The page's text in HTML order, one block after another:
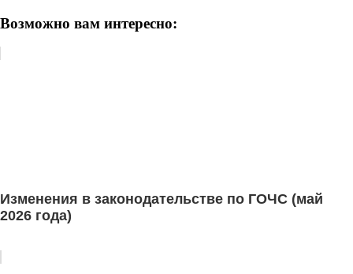
Возможно вам интересно:
Изменения в законодательстве по ГОЧС (май
2026 года)